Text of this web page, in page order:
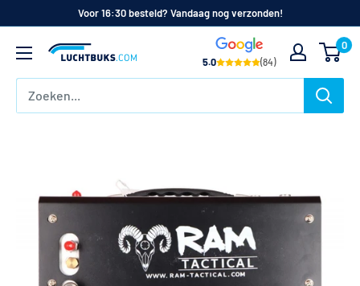
inhoud
Voor 16:30 besteld? Vandaag nog verzonden!
Luchtbuks.com
5.0 (84)
0